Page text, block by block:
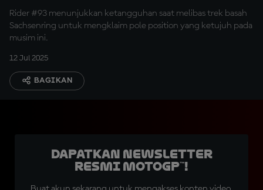
Rider #93 menunjukkan ketangguhan saat melibas trek basah
Sachsenring untuk mengklaim pole position yang ketujuh pada
musim ini.
12 Jul 2025
BAGIKAN
Dapatkan Newsletter
Resmi MotoGP™!